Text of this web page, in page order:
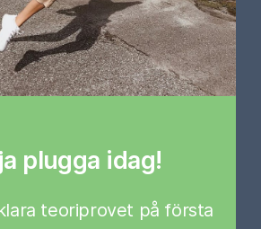
plugga idag!
teoriprovet på första